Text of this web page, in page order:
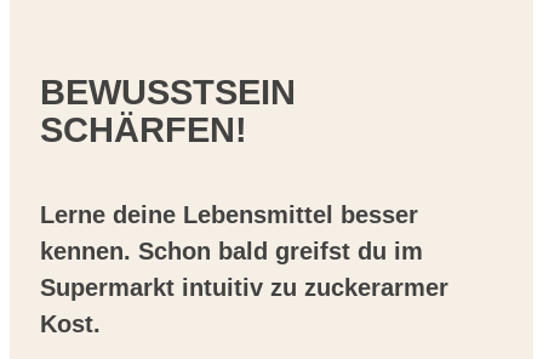
BEWUSSTSEIN
SCHÄRFEN!
Lerne deine Lebensmittel besser
kennen. Schon bald greifst du im
Supermarkt intuitiv zu zuckerarmer
Kost.